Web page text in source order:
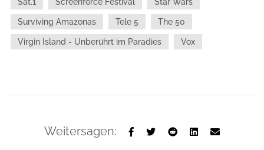
Surviving Amazonas Tele 5 The 50
Virgin Island - Unberührt im Paradies Vox
Weitersagen: